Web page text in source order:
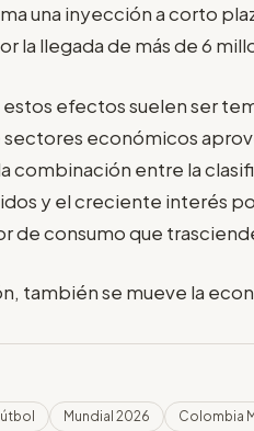
una inyección a corto
la llegada de más de 6
efectos suelen ser
económicos
combinación entre la
y el creciente interés
de consumo que
también se mueve la
Mundial 2026 Colombia